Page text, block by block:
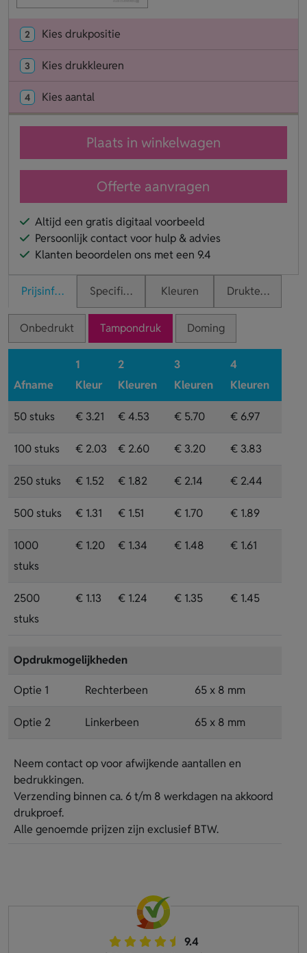
2 Kies drukpositie
3 Kies drukkleuren
4 Kies aantal
Plaats in winkelwagen
Offerte aanvragen
Altijd een gratis digitaal voorbeeld
Persoonlijk contact voor hulp & advies
Klanten beoordelen ons met een 9.4
PrijsinformatieSpecificaties Kleuren Druktechnieken
Onbedrukt Tampondruk Doming
Afname
1
Kleur
2
Kleuren
3
Kleuren
4
Kleuren
50 stuks € 3.21 € 4.53 € 5.70 € 6.97
100 stuks € 2.03 € 2.60 € 3.20 € 3.83
250 stuks € 1.52 € 1.82 € 2.14 € 2.44
500 stuks € 1.31 € 1.51 € 1.70 € 1.89
1000
stuks
€ 1.20 € 1.34 € 1.48 € 1.61
2500
stuks
€ 1.13 € 1.24 € 1.35 € 1.45
Opdrukmogelijkheden
Optie 1 Rechterbeen 65 x 8 mm
Optie 2 Linkerbeen 65 x 8 mm
Neem contact op voor afwijkende aantallen en
bedrukkingen.
Verzending binnen ca. 6 t/m 8 werkdagen na akkoord
drukproef.
Alle genoemde prijzen zijn exclusief BTW.
9.4